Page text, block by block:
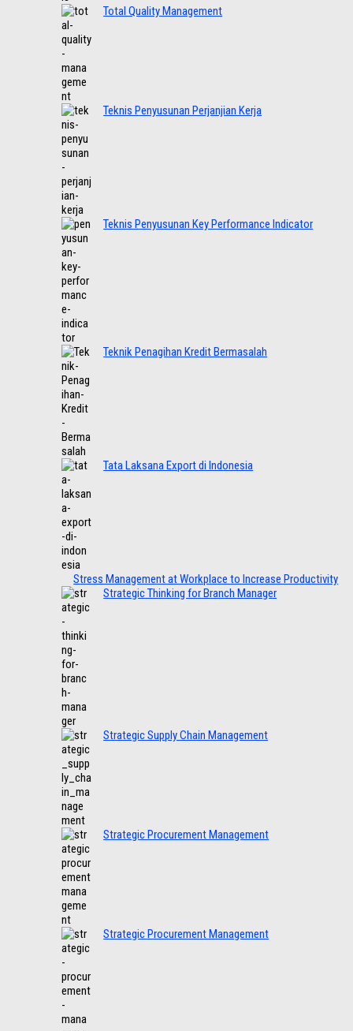
Total Quality Management
Teknis Penyusunan Perjanjian Kerja
Teknis Penyusunan Key Performance Indicator
Teknik Penagihan Kredit Bermasalah
Tata Laksana Export di Indonesia
Stress Management at Workplace to Increase Productivity
Strategic Thinking for Branch Manager
Strategic Supply Chain Management
Strategic Procurement Management
Strategic Procurement Management